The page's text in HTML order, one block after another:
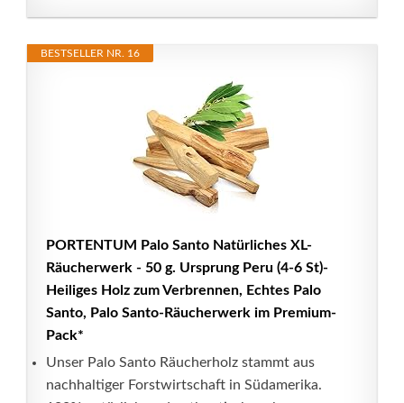
BESTSELLER NR. 16
PORTENTUM Palo Santo Natürliches XL-
Räucherwerk - 50 g. Ursprung Peru (4-6 St)-
Heiliges Holz zum Verbrennen, Echtes Palo
Santo, Palo Santo-Räucherwerk im Premium-
Pack*
Unser Palo Santo Räucherholz stammt aus
nachhaltiger Forstwirtschaft in Südamerika.